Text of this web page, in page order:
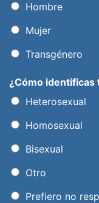
Hombre
Mujer
Transgénero
¿Cómo identificas
Heterosexual
Homosexual
Bisexual
Otro
Prefiero no